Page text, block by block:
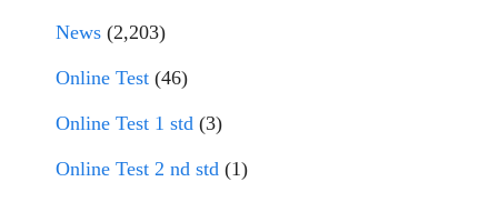
News (2,203)
Online Test (46)
Online Test 1 std (3)
Online Test 2 nd std (1)